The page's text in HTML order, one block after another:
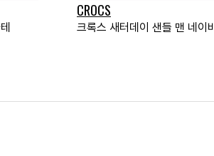
CROCS
크록스 새터데이 샌들 맨 네이비